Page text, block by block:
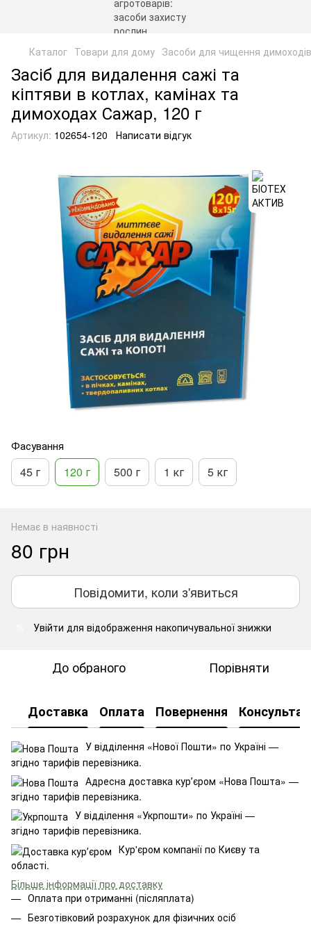
Каталог Товари для дому Засоби для чищення димоходів
Засіб для видалення сажі та
кіптяви в котлах, камінах та
димоходах Сажар, 120 г
Артикул: 102654-120 Написати відгук
Фасування
45 г 120 г 500 г 1 кг 5 кг
Немає в наявності
80 грн
Повідомити, коли з'явиться
Увійти для відображення накопичувальної знижки
До обраного Порівняти
Доставка Оплата Повернення
У відділення «Нової Пошти» по Україні —
згідно тарифів перевізника.
Адресна доставка курʼєром «Нова Пошта» —
згідно тарифів перевізника.
У відділення «Укрпошти» по Україні —
згідно тарифів перевізника.
Кур'єром компанії по Києву та
області.
Більше інформації про доставку
Оплата при отриманні (післяплата)
Безготівковий розрахунок для фізичних осіб